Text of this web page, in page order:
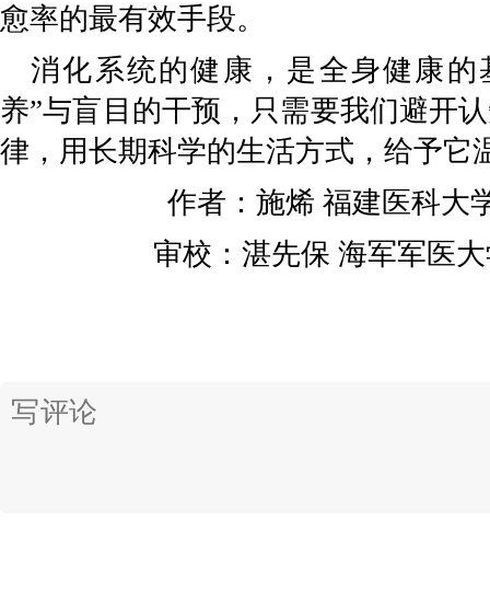
愈率的最有效手段。
消化系统的健康，是全身健康
养”与盲目的干预，只需要我们避开
律，用长期科学的生活方式，给予它
作者： 施烯 福建医科大
审校： 湛先保 海军军医